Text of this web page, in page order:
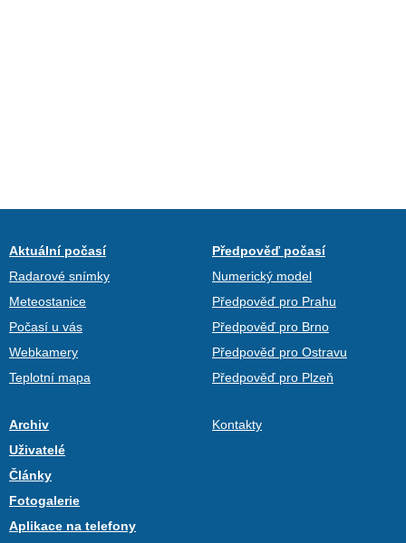
Aktuální počasí
Radarové snímky
Meteostanice
Počasí u vás
Webkamery
Teplotní mapa
Předpověď počasí
Numerický model
Předpověď pro Prahu
Předpověď pro Brno
Předpověď pro Ostravu
Předpověď pro Plzeň
Archiv
Uživatelé
Články
Fotogalerie
Aplikace na telefony
Kontakty